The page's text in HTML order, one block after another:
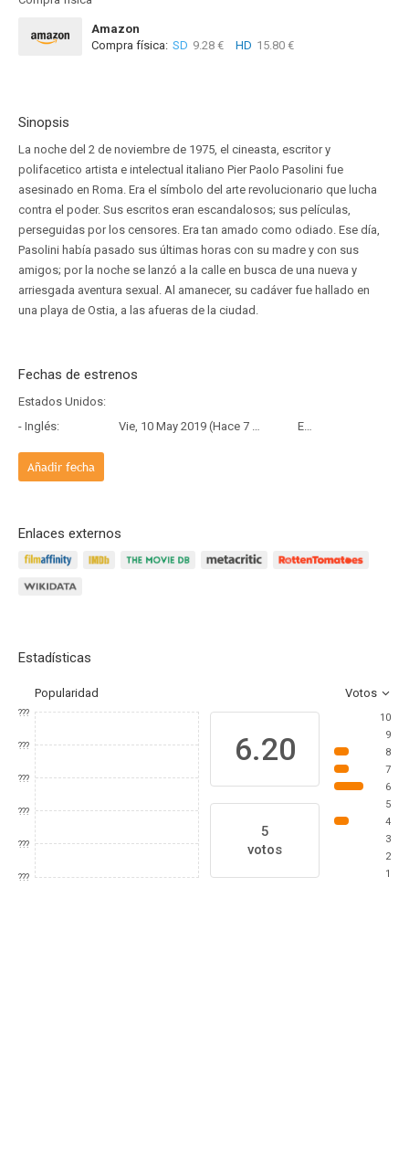
Amazon
Compra física: SD 9.28 € HD 15.80 €
Sinopsis
La noche del 2 de noviembre de 1975, el cineasta, escritor y
polifacetico artista e intelectual italiano Pier Paolo Pasolini fue
asesinado en Roma. Era el símbolo del arte revolucionario que lucha
contra el poder. Sus escritos eran escandalosos; sus películas,
perseguidas por los censores. Era tan amado como odiado. Ese día,
Pasolini había pasado sus últimas horas con su madre y con sus
amigos; por la noche se lanzó a la calle en busca de una nueva y
arriesgada aventura sexual. Al amanecer, su cadáver fue hallado en
una playa de Ostia, a las afueras de la ciudad.
Fechas de estrenos
Estados Unidos:
- Inglés:
Vie, 10 May 2019 (Hace 7 años y 3 meses) Estreno
Añadir fecha
Enlaces externos
Estadísticas
Popularidad Votos
???
???
???
???
???
???
6.20
5
votos
10
9
8
7
6
5
4
3
2
1